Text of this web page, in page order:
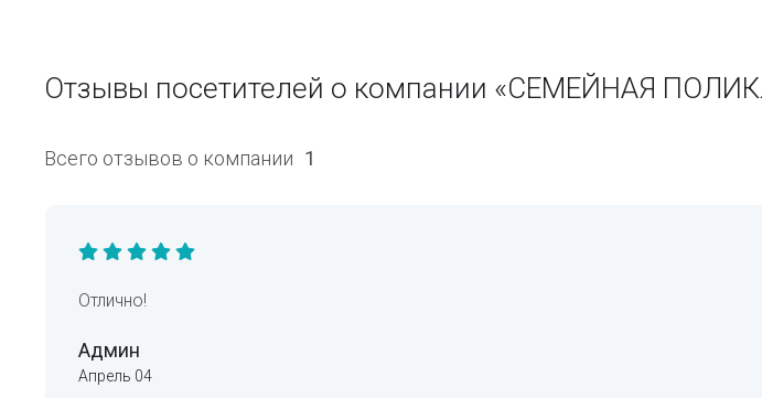
Отзывы посетителей о компании «СЕМЕЙНАЯ
Всего отзывов о компании 1
Отлично!
Админ
Апрель 04